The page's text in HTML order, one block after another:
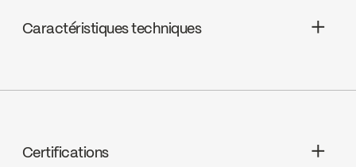
Caractéristiques techniques
Garantie à vie limitée
jets (diffus, massage) à 3 positions
Certifications